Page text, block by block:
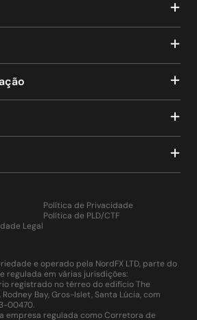
Legal
Política de Privacidade
Política de PLD/CTF
e operado pela NordFX LTD, parte do
regulada em várias jurisdições:
registrado no térreo do edifício The
Bay, Gros-Islet, Santa Lúcia, com
00470.
empresa regulada como Corretora de